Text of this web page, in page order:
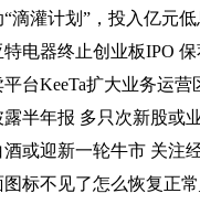
电器终止创业板IPO
台KeeTa扩大业务运营
露半年报 多只次新股或